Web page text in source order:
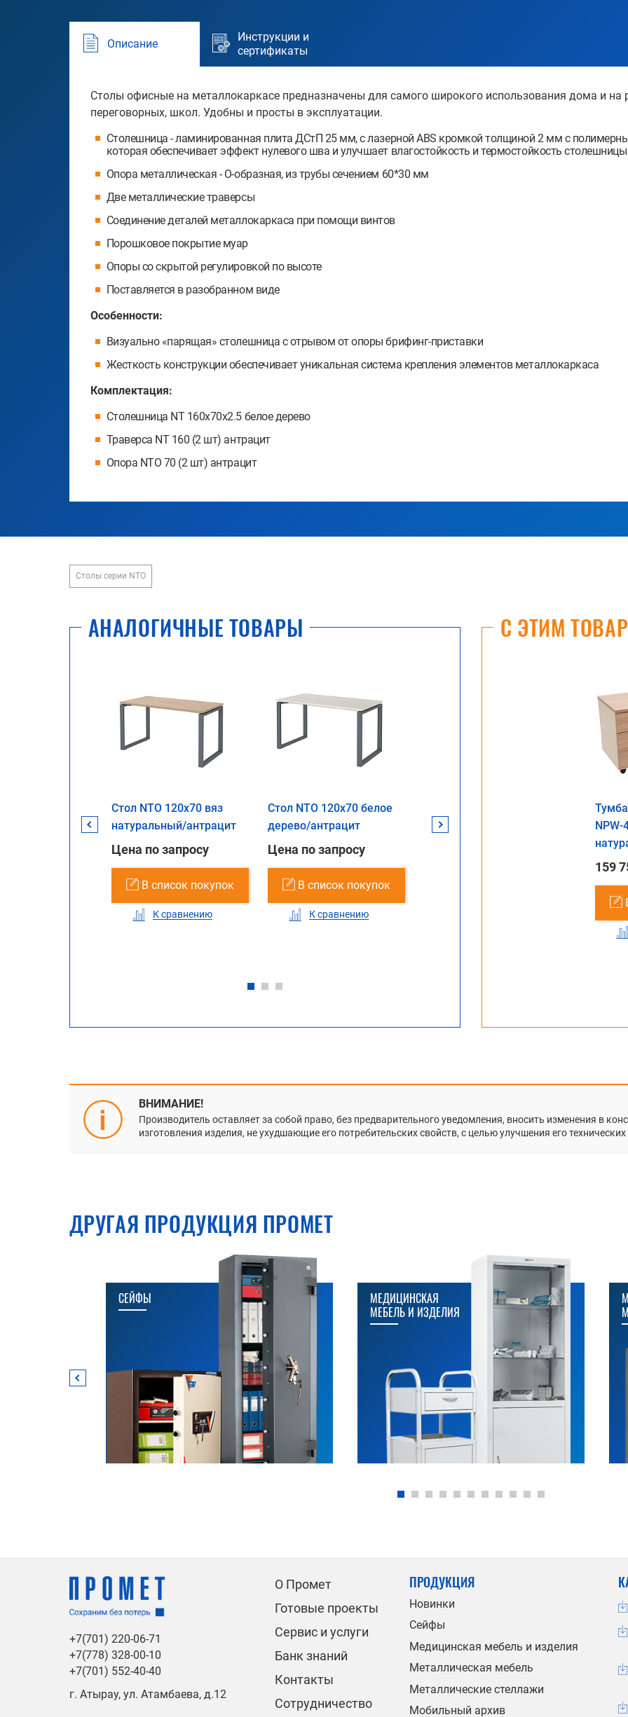
Описание
Инструкции и
сертификаты
Столы офисные на металлокаркасе предназначены для самого широкого использования дома и на
переговорных, школ. Удобны и просты в эксплуатации.
Столешница - ламинированная плита ДСтП 25 мм, с лазерной ABS кромкой толщиной 2 мм с
которая обеспечивает эффект нулевого шва и улучшает влагостойкость и термостойкость столешницы
Опора металлическая - О-образная, из трубы сечением 60*30 мм
Две металлические траверсы
Соединение деталей металлокаркаса при помощи винтов
Порошковое покрытие муар
Опоры со скрытой регулировкой по высоте
Поставляется в разобранном виде
Особенности:
Визуально «парящая» столешница с отрывом от опоры брифинг-приставки
Жесткость конструкции обеспечивает уникальная система крепления элементов металлокаркаса
Комплектация:
Столешница NT 160х70х2.5 белое дерево
Траверса NT 160 (2 шт) антрацит
Опора NTO 70 (2 шт) антрацит
Столы серии NTO
АНАЛОГИЧНЫЕ ТОВАРЫ
Стол NTO 120x70 вяз
натуральный/антрацит
Цена по запросу
В список покупок
К сравнению
Стол NTO 120x70 белое
дерево/антрацит
Цена по запросу
В список покупок
К сравнению
дерево/антрацит
Стол
Цена
В
С ЭТИМ
NPW-
159
ВНИМАНИЕ!
Производитель оставляет за собой право, без предварительного уведомления, вносить изменения в
изготовления изделия, не ухудшающие его потребительских свойств, с целью улучшения его технических
ДРУГАЯ ПРОДУКЦИЯ ПРОМЕТ
СЕЙФЫ
МЕДИЦИНСКАЯ
МЕБЕЛЬ И ИЗДЕЛИЯ
+7(701) 220-06-71
+7(778) 328-00-10
+7(701) 552-40-40
г. Атырау, ул. Атамбаева, д.12
О Промет
Готовые проекты
Сервис и услуги
Банк знаний
Контакты
Сотрудничество
ПРОДУКЦИЯ
Новинки
Сейфы
Медицинская мебель и изделия
Металлическая мебель
Металлические стеллажи
Мобильный архив